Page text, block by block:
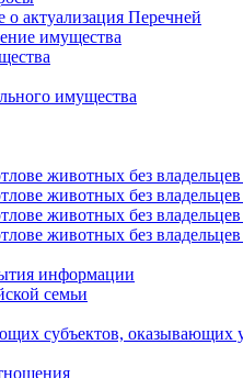
о актуализация Перечней
имущества
имущества
животных без
животных без
животных без
животных без
информации
семьи
субъектов, оказывающих